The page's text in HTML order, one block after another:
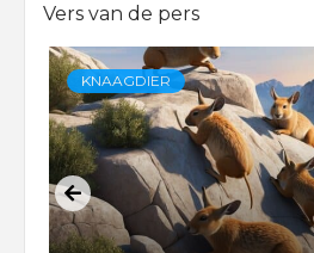
Vers van de pers
KNAAGDIER